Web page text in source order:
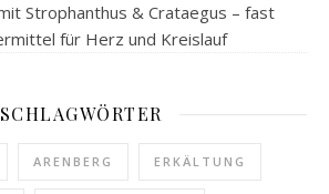
Strophanthus & Crataegus – fast
für Herz und Kreislauf
SCHLAGWÖRTER
ARENBERG ERKÄLTUNG